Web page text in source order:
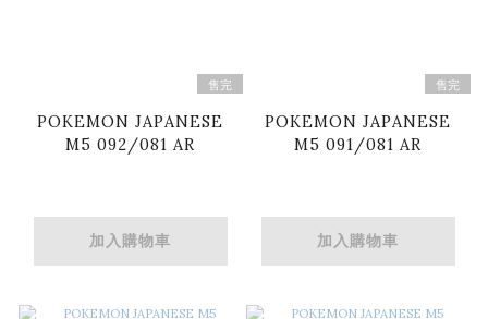
售完
POKEMON JAPANESE
M5 092/081 AR
加入購物車
售完
POKEMON JAPANESE
M5 091/081 AR
加入購物車